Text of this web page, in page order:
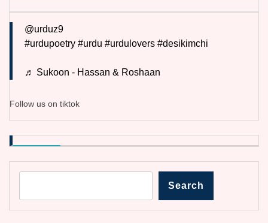
@urduz9
#urdupoetry #urdu #urdulovers #desikimchi
♬ Sukoon - Hassan & Roshaan
Follow us on tiktok
Search